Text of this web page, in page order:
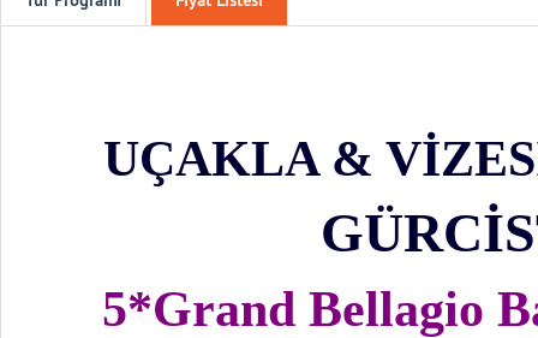
UÇAKLA &
5*Grand Bellagio